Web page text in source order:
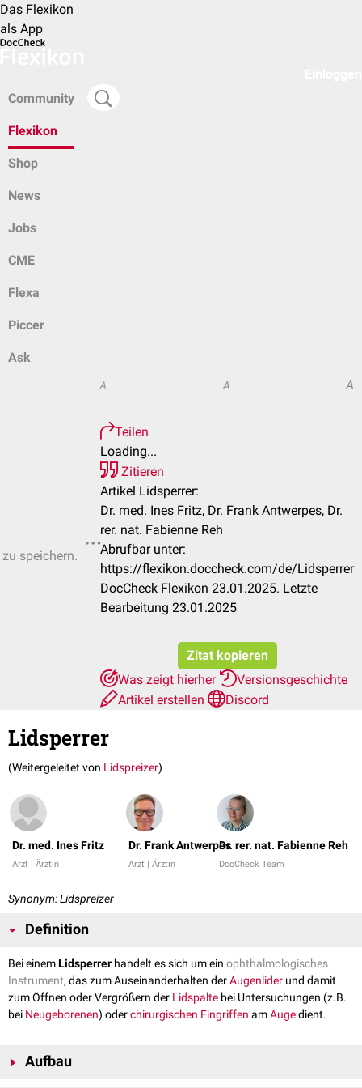
Das Flexikon
als App
Community
Flexikon
Shop
News
Jobs
CME
Flexa
Piccer
Ask
speichern.
A A A
Teilen
Loading...
Zitieren
Artikel Lidsperrer:
Dr. med. Ines Fritz, Dr. Frank Antwerpes, Dr.
rer. nat. Fabienne Reh
Abrufbar unter:
https://flexikon.doccheck.com/de/Lidsperrer
DocCheck Flexikon 23.01.2025. Letzte
Bearbeitung 23.01.2025
Zitat kopieren
Was zeigt hierher
Versionsgeschichte
Artikel erstellen
Discord
Lidsperrer
(Weitergeleitet von Lidspreizer)
Dr. med. Ines Fritz
Arzt | Ärztin
Dr. Frank Antwerpes
Arzt | Ärztin
Dr. rer. nat. Fabienne Reh
DocCheck Team
Synonym: Lidspreizer
Definition
Bei einemLidsperrer handelt es sich um ein ophthalmologisches
Instrument, das zum Auseinanderhalten derAugenlider und damit
zum Öffnen oder Vergrößern der Lidspalte bei Untersuchungen (z.B.
bei Neugeborenen) oderchirurgischen Eingriffen amAugedient.
Aufbau